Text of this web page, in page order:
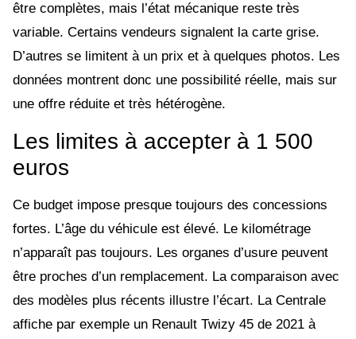
être complètes, mais l’état mécanique reste très
variable. Certains vendeurs signalent la carte grise.
D’autres se limitent à un prix et à quelques photos. Les
données montrent donc une possibilité réelle, mais sur
une offre réduite et très hétérogène.
Les limites à accepter à 1 500
euros
Ce budget impose presque toujours des concessions
fortes. L’âge du véhicule est élevé. Le kilométrage
n’apparaît pas toujours. Les organes d’usure peuvent
être proches d’un remplacement. La comparaison avec
des modèles plus récents illustre l’écart. La Centrale
affiche par exemple un Renault Twizy 45 de 2021 à